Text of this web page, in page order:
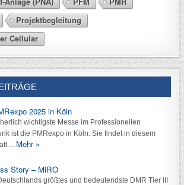
Projektbegleitung
Cellular
2025 in Köln
wichtigste Messe im Professionellen
ist die PMRexpo in Köln. Sie findet in diesem
… Mehr »
Story – MiRO
größtes und bedeutendste DMR Tier III